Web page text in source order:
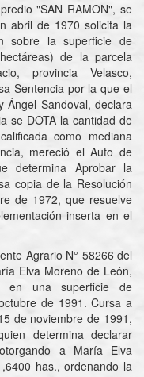
"SAN RAMON", se
abril de 1970 solicita la
sobre la superficie de
de la parcela
provincia Velasco,
Sentencia por la que el
Ángel Sandoval, declara
se DOTA la cantidad de
como mediana
mereció el Auto de
determina Aprobar la
copia de la Resolución
de 1972, que resuelve
inserta en el
Agrario N° 58266 del
Elva Moreno de León,
en una superficie de
de 1991. Cursa a
de noviembre de 1991,
determina declarar
a María Elva
has., ordenando la